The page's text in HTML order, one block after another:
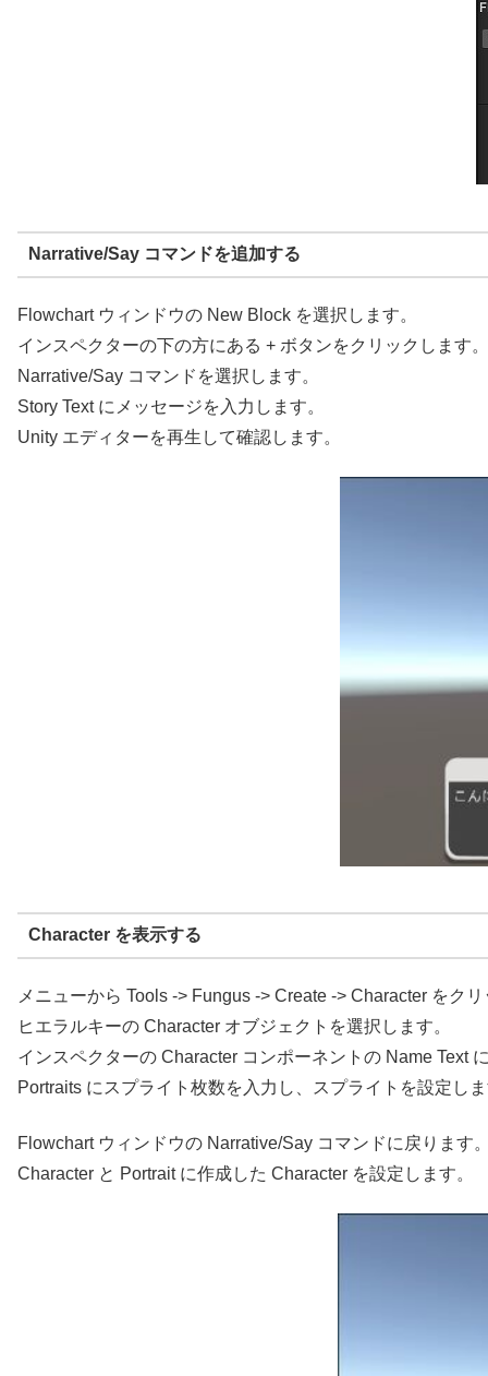
Narrative/Say コマンドを追加する
Flowchart ウィンドウの New Block を選択します。
インスペクターの下の方にある + ボタンをクリックします。
Narrative/Say コマンドを選択します。
Story Text にメッセージを入力します。
Unity エディターを再生して確認します。
Character を表示する
メニューから Tools -> Fungus -> Create -> Character をク
ヒエラルキーの Character オブジェクトを選択します。
インスペクターの Character コンポーネントの Name Text
Portraits にスプライト枚数を入力し、スプライトを設定し
Flowchart ウィンドウの Narrative/Say コマンドに戻ります
Character と Portrait に作成した Character を設定します。